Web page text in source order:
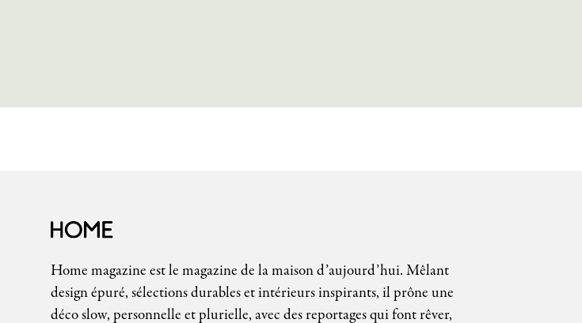
Home magazine est le magazine de la maison d’aujourd’hui. Mêlant
design épuré, sélections durables et intérieurs inspirants, il prône une
déco slow, personnelle et plurielle, avec des reportages qui font rêver,